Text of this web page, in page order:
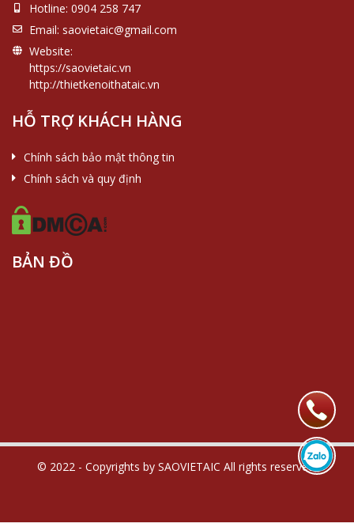
Hotline: 0904 258 747
Email: saovietaic@gmail.com
Website:
https://saovietaic.vn
http://thietkenoithataic.vn
HỖ TRỢ KHÁCH HÀNG
Chính sách bảo mật thông tin
Chính sách và quy định
BẢN ĐỒ
© 2022 - Copyrights by SAOVIETAIC All rights reserved.